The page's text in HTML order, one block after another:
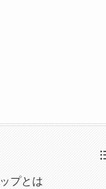
プとは